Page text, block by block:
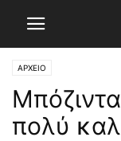
ΑΡΧΕΙΟ
πολύ